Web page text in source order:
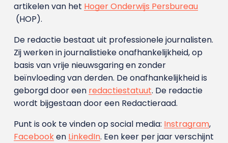
artikelen van het Hoger Onderwijs Persbureau
(HOP).
De redactie bestaat uit professionele journalisten.
Zij werken in journalistieke onafhankelijkheid, op
basis van vrije nieuwsgaring en zonder
beïnvloeding van derden. De onafhankelijkheid is
geborgd door een redactiestatuut. De redactie
wordt bijgestaan door een Redactieraad.
Punt is ook te vinden op social media: Instragram,
Facebooken LinkedIn. Een keer per jaar verschijnt